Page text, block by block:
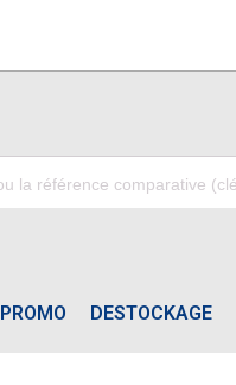
PROMO DESTOCKAGE